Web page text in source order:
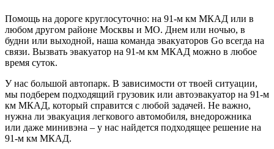
Помощь на дороге круглосуточно: на 91-м км МКАД или в
любом другом районе Москвы и МО. Днем или ночью, в
будни или выходной, наша команда эвакуаторов Go всегда на
связи. Вызвать эвакуатор на 91-м км МКАД можно в любое
время суток.
У нас большой автопарк. В зависимости от твоей ситуации,
мы подберем подходящий грузовик или автоэвакуатор на 91-м
км МКАД, который справится с любой задачей. Не важно,
нужна ли эвакуация легкового автомобиля, внедорожника
или даже минивэна – у нас найдется подходящее решение на
91-м км МКАД.